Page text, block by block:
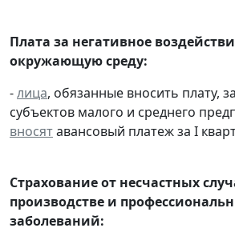
Плата за негативное
окружающую среду:
-лица, обязанные вносить плату,
субъектов малого и среднего
вносятавансовый платеж за I
Страхование от несчастных
производстве и
заболеваний: